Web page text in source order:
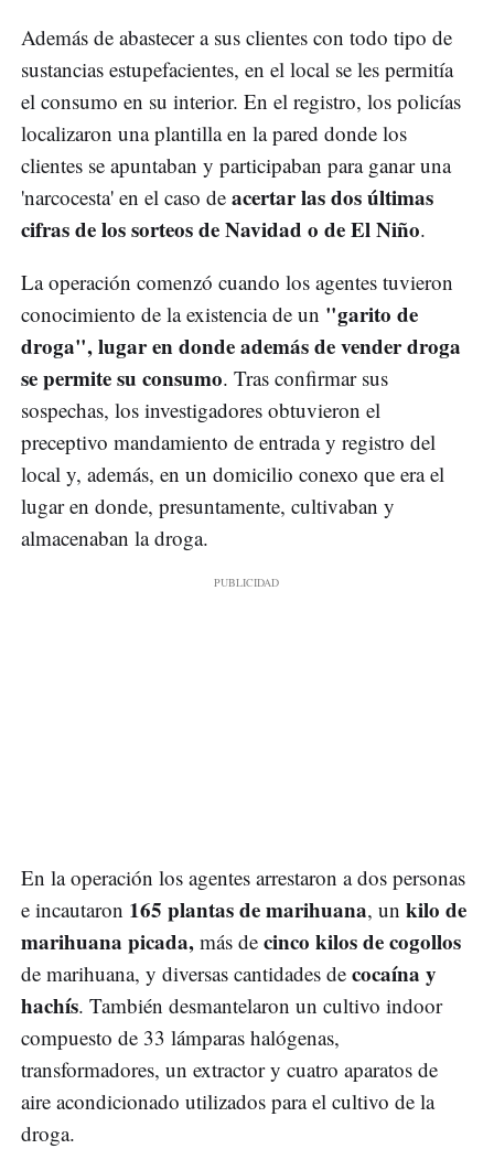
Además de abastecer a sus clientes con todo tipo de
sustancias estupefacientes, en el local se les permitía
el consumo en su interior. En el registro, los policías
localizaron una plantilla en la pared donde los
clientes se apuntaban y participaban para ganar una
'narcocesta' en el caso de acertar las dos últimas
cifras de los sorteos de Navidad o de El Niño.
La operación comenzó cuando los agentes tuvieron
conocimiento de la existencia de un "garito de
droga", lugar en donde además de vender droga
se permite su consumo. Tras confirmar sus
sospechas, los investigadores obtuvieron el
preceptivo mandamiento de entrada y registro del
local y, además, en un domicilio conexo que era el
lugar en donde, presuntamente, cultivaban y
almacenaban la droga.
En la operación los agentes arrestaron a dos personas
e incautaron 165 plantas de marihuana, un kilo de
marihuana picada, más de cinco kilos de cogollos
de marihuana, y diversas cantidades de cocaína y
hachís. También desmantelaron un cultivo indoor
compuesto de 33 lámparas halógenas,
transformadores, un extractor y cuatro aparatos de
aire acondicionado utilizados para el cultivo de la
droga.